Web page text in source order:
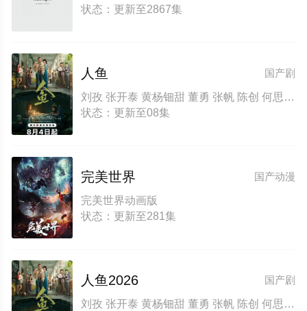
状态：更新至2867集
国产剧
人鱼
刘孜 张开泰 黄杨钿甜 董勇 张帆 陈创 何思甜 张棪琰 罗海琼 是安 赵健 段钰 董向荣 薛佳凝 方晓东 李庆誉 张译文
状态：更新至08集
国产动漫
完美世界
完美世界动画版
状态：更新至281集
国产剧
人鱼2026
刘孜 张开泰 黄杨钿甜 董勇 张帆 陈创 何思甜 张棪琰 罗海琼 是安 赵健 段钰 董向荣 薛佳凝 方晓东 李庆誉 张译文